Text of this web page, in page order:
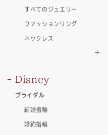
すべてのジュエリー
ファッションリング
ネックレス
Disney
ブライダル
結婚指輪
婚約指輪